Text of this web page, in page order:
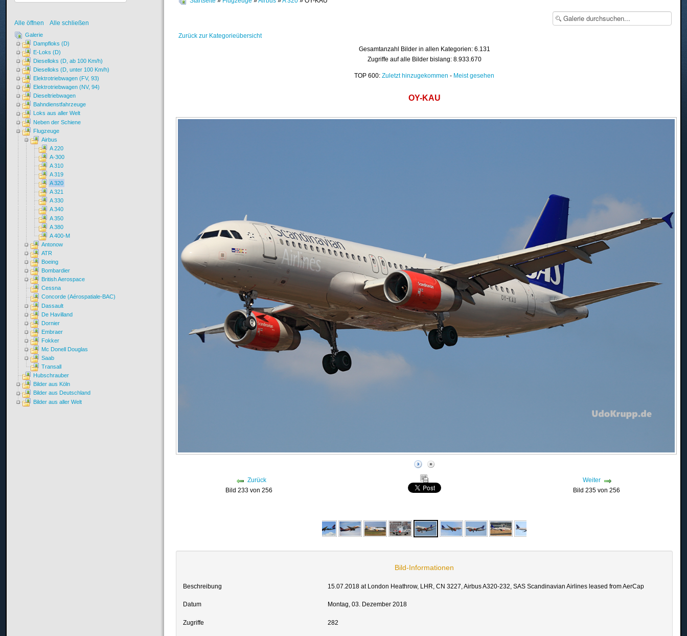
Zurück zur Kategorieübersicht
Gesamtanzahl Bilder in allen Kategorien: 6.131
Zugriffe auf alle Bilder bislang: 8.933.670
TOP 600:Zuletzt hinzugekommen - Meist gesehen
OY-KAU
Zurück
Bild 233 von 256
Weiter
Bild 235 von 256
Bild-Informationen
Beschreibung 15.07.2018 at London Heathrow, LHR, CN 3227, Airbus A320-232, SAS Scandinavian Airlines leased from AerCap
Datum Montag, 03. Dezember 2018
Zugriffe 282
Alle öffnen Alle schließen
Galerie
Dampfloks (D)
E-Loks (D)
Dieselloks (D, ab 100 Km/h)
Dieselloks (D, unter 100 Km/h)
Elektrotriebwagen (FV, 93)
Elektrotriebwagen (NV, 94)
Dieseltriebwagen
Bahndienstfahrzeuge
Loks aus aller Welt
Neben der Schiene
Flugzeuge
Airbus
A 220
A-300
A 310
A 319
A 320
A 321
A 330
A 340
A 350
A 380
A 400-M
Antonow
ATR
Boeing
Bombardier
British Aerospace
Cessna
Concorde (Aérospatiale-BAC)
Dassault
De Havilland
Dornier
Embraer
Fokker
Mc Donell Douglas
Saab
Transall
Hubschrauber
Bilder aus Köln
Bilder aus Deutschland
Bilder aus aller Welt